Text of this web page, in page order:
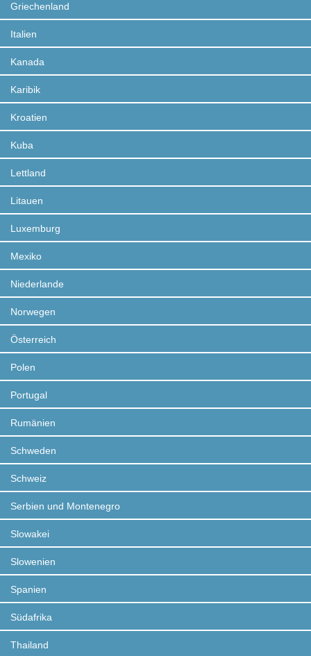
Griechenland
Italien
Kanada
Karibik
Kroatien
Kuba
Lettland
Litauen
Luxemburg
Mexiko
Niederlande
Norwegen
Österreich
Polen
Portugal
Rumänien
Schweden
Schweiz
Serbien und Montenegro
Slowakei
Slowenien
Spanien
Südafrika
Thailand